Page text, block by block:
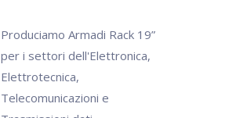
Produciamo Armadi Rack 19”
per i settori dell'Elettronica,
Elettrotecnica,
Telecomunicazioni e